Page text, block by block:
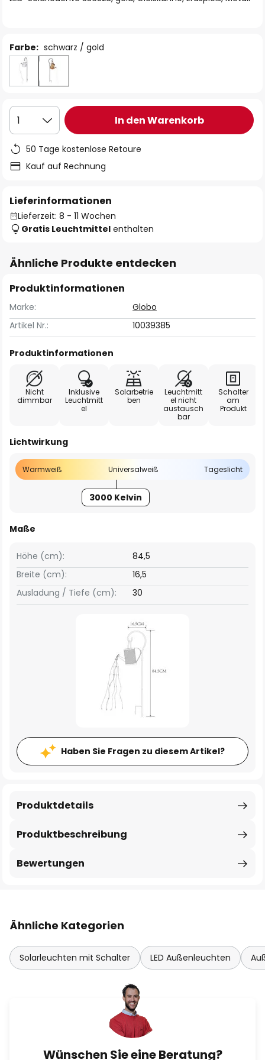
Farbe: schwarz / gold
1 In den Warenkorb
50 Tage kostenlose Retoure
Kauf auf Rechnung
Lieferinformationen
Lieferzeit: 8 - 11 Wochen
Gratis Leuchtmittel enthalten
Ähnliche Produkte entdecken
Produktinformationen
Marke:
Globo
Artikel Nr.:
10039385
Produktinformationen
Nicht
dimmbar
Inklusive
Leuchtmitt
el
Solarbetrie
ben
Leuchtmitt
el nicht
austausch
bar
Schalter
am
Produkt
Lichtwirkung
Warmweiß Universalweiß Tageslicht
3000 Kelvin
Maße
Breite (cm): 16,5
Höhe (cm): 84,5
Ausladung / Tiefe (cm): 30
Haben Sie Fragen zu diesem Artikel?
Produktbeschreibung
Produktdetails
Bewertungen
Ähnliche Kategorien
Solarleuchten mit Schalter LED Außenleuchten
Wünschen Sie eine Beratung?